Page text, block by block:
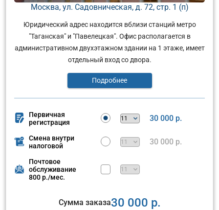
Москва, ул. Садовническая, д. 72, стр. 1 (п)
Юридический адрес находится вблизи станций метро
"Таганская" и "Павелецкая". Офис располагается в
административном двухэтажном здании на 1 этаже, имеет
отдельный вход со двора.
Подробнее
Первичная
регистрация
30 000 р.
Смена внутри
налоговой
30 000 р.
Почтовое
обслуживание
800 р./мес.
Сумма заказа30 000 р.